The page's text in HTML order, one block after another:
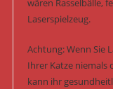
wären Rasselbälle,
Laserspielzeug.
Achtung: Wenn Sie
Ihrer Katze niemals
kann ihr